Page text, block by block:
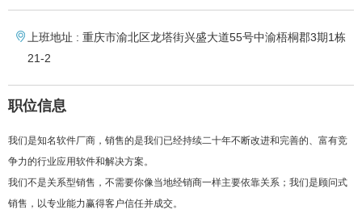
上班地址 : 重庆市渝北区龙塔街兴盛大道55号中渝梧桐郡3期1栋
21-2
职位信息
我们是知名软件厂商，销售的是我们已经持续二十年不断改进和完善的、富有竞
争力的行业应用软件和解决方案。
我们不是关系型销售，不需要你像当地经销商一样主要依靠关系；我们是顾问式
销售，以专业能力赢得客户信任并成交。